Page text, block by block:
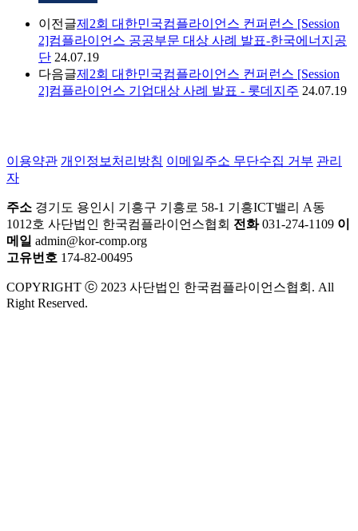
이전글제2회 대한민국컴플라이언스 컨퍼런스 [Session
2]컴플라이언스 공공부문 대상 사례 발표-한국에너지공
단 24.07.19
다음글제2회 대한민국컴플라이언스 컨퍼런스 [Session
2]컴플라이언스 기업대상 사례 발표 - 롯데지주 24.07.19
이용약관 개인정보처리방침 이메일주소 무단수집 거부 관리
자
주소 경기도 용인시 기흥구 기흥로 58-1 기흥ICT밸리 A동
1012호 사단법인 한국컴플라이언스협회 전화031-274-1109 이
메일 admin@kor-comp.org
고유번호 174-82-00495
COPYRIGHT ⓒ 2023 사단법인 한국컴플라이언스협회. All
Right Reserved.